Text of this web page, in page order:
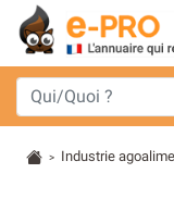
> Industrie